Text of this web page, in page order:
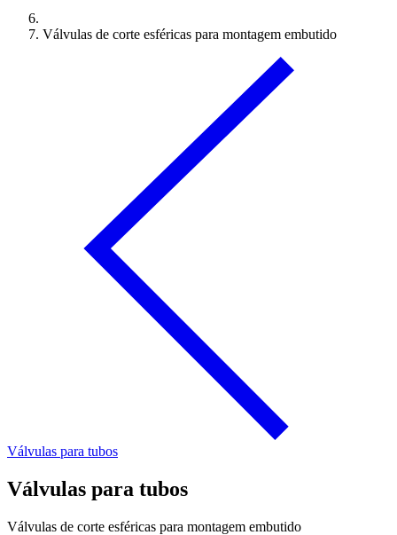
Válvulas de corte esféricas para montagem embutido
Válvulas para tubos
Válvulas para tubos
Válvulas de corte esféricas para montagem embutido